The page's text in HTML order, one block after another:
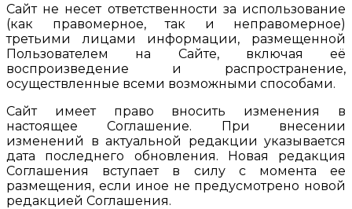
Сайт не несет ответственности за использование
(как правомерное, так и неправомерное)
третьими лицами информации, размещенной
Пользователем на Сайте, включая её
воспроизведение и распространение,
осуществленные всеми возможными способами.
Сайт имеет право вносить изменения в
настоящее Соглашение. При внесении
изменений в актуальной редакции указывается
дата последнего обновления. Новая редакция
Соглашения вступает в силу с момента ее
размещения, если иное не предусмотрено новой
редакцией Соглашения.